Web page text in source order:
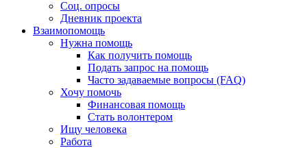
Соц. опросы
Дневник проекта
Взаимопомощь
Нужна помощь
Как получить помощь
Подать запрос на помощь
Часто задаваемые вопросы (FAQ)
Хочу помочь
Финансовая помощь
Стать волонтером
Ищу человека
Работа